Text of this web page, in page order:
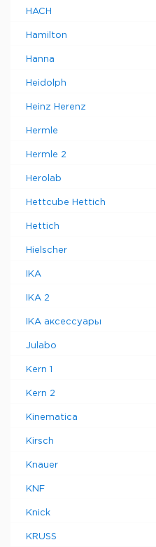
HACH
Hamilton
Hanna
Heidolph
Heinz Herenz
Hermle
Hermle 2
Herolab
Hettcube Hettich
Hettich
Hielscher
IKA
IKA 2
IKA аксессуары
Julabo
Kern 1
Kern 2
Kinematica
Kirsch
Knauer
KNF
Knick
KRUSS